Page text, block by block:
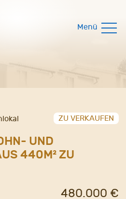
Menü
ZU VERKAUFEN
UND
440M² ZU
480.000 €